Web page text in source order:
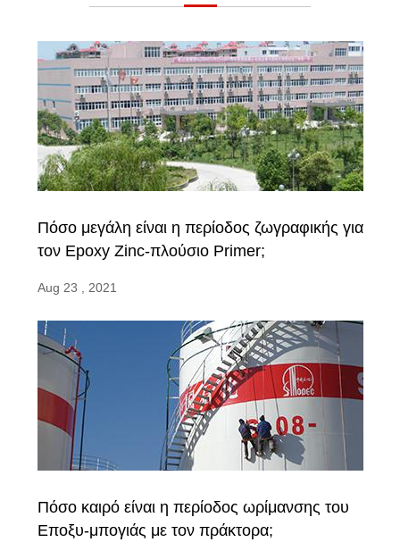
Πόσο μεγάλη είναι η περίοδος ζωγραφικής για
τον Epoxy Zinc-πλούσιο Primer;
Aug 23 , 2021
Πόσο καιρό είναι η περίοδος ωρίμανσης του
Εποξυ-μπογιάς με τον πράκτορα;